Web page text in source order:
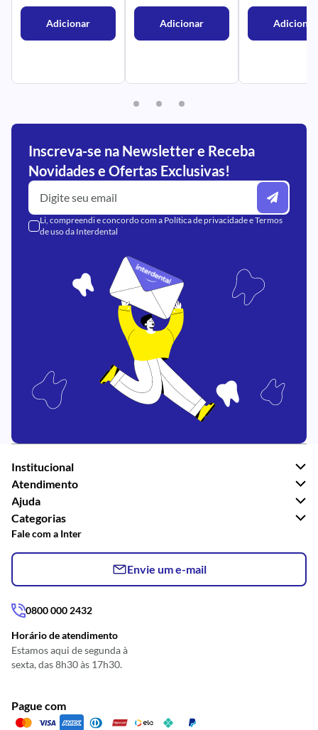
Adicionar Adicionar Adicionar
Inscreva-se na Newsletter e Receba
Novidades e Ofertas Exclusivas!
Li, compreendi e concordo com a Política de privacidadeeTermos
de usoda Interdental
Institucional
Atendimento
Ajuda
Categorias
Fale com a Inter
Envie um e-mail
0800 000 2432
Horário de atendimento
Estamos aqui de segunda à
sexta, das 8h30 às 17h30.
Pague com